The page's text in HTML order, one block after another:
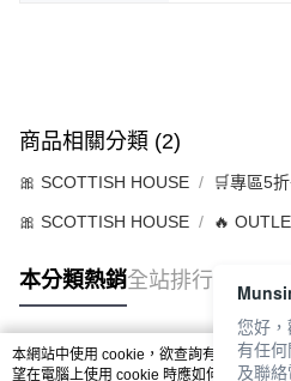
商品相關分類 (2)
🎀 SCOTTISH HOUSE 🛒專區5
🎀 SCOTTISH HOUSE 🔥
本分類熱銷全站排行
熱門標籤
本網站中使用 cookie，欲查詢有關本網站
望在電腦上使用 cookie 時應如何變更電腦
您好，
有任
及聯